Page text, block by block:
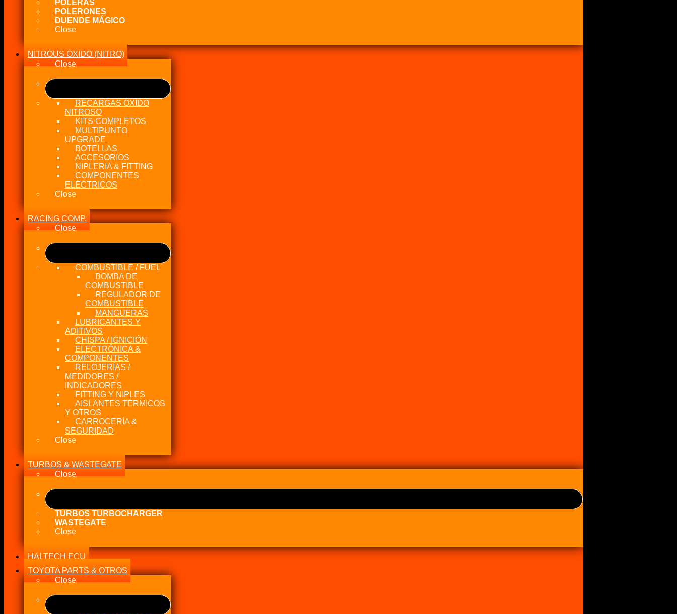
POLERAS
POLERONES
DUENDE MÁGICO
Close
NITROUS OXIDO (NITRO)
Close
RECARGAS OXIDO
NITROSO
KITS COMPLETOS
MULTIPUNTO
UPGRADE
BOTELLAS
ACCESORIOS
NIPLERIA & FITTING
COMPONENTES
ELÉCTRICOS
Close
RACING COMP.
Close
COMBUSTIBLE / FUEL
BOMBA DE
COMBUSTIBLE
REGULADOR DE
COMBUSTIBLE
MANGUERAS
LUBRICANTES Y
ADITIVOS
CHISPA / IGNICIÓN
ELECTRÓNICA &
COMPONENTES
RELOJERÍAS /
MEDIDORES /
INDICADORES
FITTING Y NIPLES
AISLANTES TÉRMICOS
Y OTROS
CARROCERÍA &
SEGURIDAD
Close
TURBOS & WASTEGATE
Close
TURBOS TURBOCHARGER
WASTEGATE
Close
HALTECH ECU
TOYOTA PARTS & OTROS
Close